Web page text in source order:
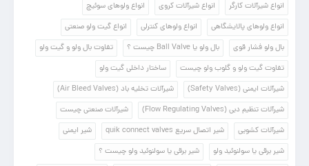
انواع شیرآلات کارگر
انواع شیرآلات کروی
انواع ولوهای سوئیچ
انواع ولوهای پالایشگاهی
انواع ولوهای کنترلی
انواع گیت ولو صنعتی
بال ولو فشار قوی
بال ولو یا Ball Valve چیست ؟
تفاوت بال ولو و گیت ولو
تفاوت گیت ولو و گلوب ولو چیست
ساختار داخلی گیت ولو
شیرآلات ایمنی (Safety Valves)
شیرآلات تخلیه باد (Air Bleed Valves)
شیرآلات تنظیم دبی (Flow Regulating Valves)
شیرآلات صنعتی چیست
شیرآلات کشویی
شیر اتصال سریع quik connect valves
شیر ایمنی
شیر برقی یا سولنوئید ولو
شیر برقی یا سولنوئید ولو چیست ؟